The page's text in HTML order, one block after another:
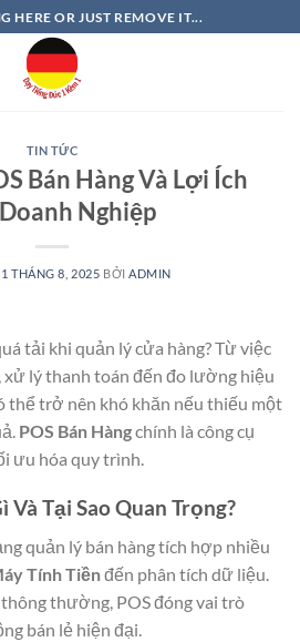
HERE OR JUST REMOVE IT...
TIN TỨC
Bán Hàng Và Lợi Ích
Nghiệp
1 THÁNG 8, 2025 BỞI ADMIN
tải khi quản lý cửa hàng? Từ việc
xử lý thanh toán đến đo lường hiệu
thể trở nên khó khăn nếu thiếu một
POS Bán Hàngchính là công cụ
ưu hóa quy trình.
Và Tại Sao Quan Trọng?
quản lý bán hàng tích hợp nhiều
Tính Tiềnđến phân tích dữ liệu.
thường, POS đóng vai trò
bán lẻ hiện đại.